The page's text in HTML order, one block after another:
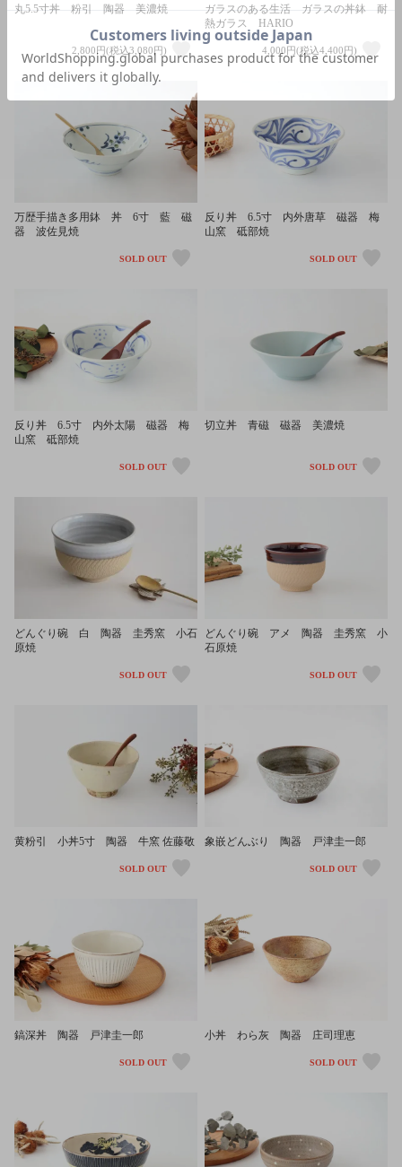
丸5.5寸丼 粉引 陶器 美濃焼
2,800円(税込3,080円)
ガラスのある生活 ガラスの丼鉢 耐
熱ガラス HARIO
4,000円(税込4,400円)
万歴手描き多用鉢 丼 6寸 藍 磁
器 波佐見焼
SOLD OUT
反り丼 6.5寸 内外唐草 磁器 梅
山窯 砥部焼
SOLD OUT
反り丼 6.5寸 内外太陽 磁器 梅
山窯 砥部焼
SOLD OUT
切立丼 青磁 磁器 美濃焼
SOLD OUT
どんぐり碗 白 陶器 圭秀窯 小石
原焼
SOLD OUT
どんぐり碗 アメ 陶器 圭秀窯 小
石原焼
SOLD OUT
黄粉引 小丼5寸 陶器 牛窯 佐藤敬
SOLD OUT
象嵌どんぶり 陶器 戸津圭一郎
SOLD OUT
鎬深丼 陶器 戸津圭一郎
SOLD OUT
小丼 わら灰 陶器 庄司理恵
SOLD OUT